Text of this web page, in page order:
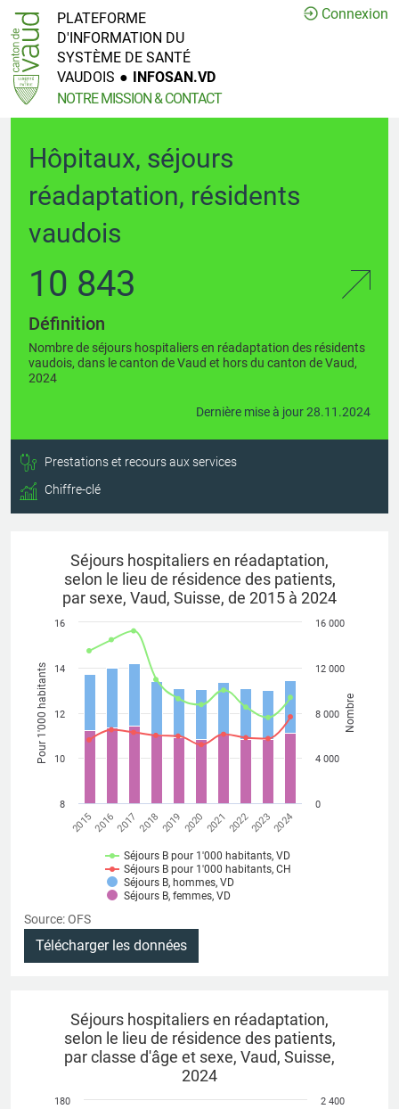
Connexion
PLATEFORME
D'INFORMATION DU
SYSTÈME DE SANTÉ
VAUDOIS ● INFOSAN.VD
NOTRE MISSION & CONTACT
Hôpitaux, séjours
réadaptation, résidents
vaudois
10 843
Définition
Nombre de séjours hospitaliers en réadaptation des résidents
vaudois, dans le canton de Vaud et hors du canton de Vaud,
2024
Dernière mise à jour 28.11.2024
Prestations et recours aux services
Chiffre-clé
Nombre
Pour 1'000 habitants
Séjours hospitaliers en réadaptation,
selon le lieu de résidence des patients,
par sexe, Vaud, Suisse, de 2015 à 2024
Séjours B pour 1'000 habitants, VD
Séjours B pour 1'000 habitants, CH
Séjours B, hommes, VD
Séjours B, femmes, VD
2015201620172018201920202021202220232024
0
4 000
8 000
12 000
16 000
12
14
16
10
8
Source: OFS
Télécharger les données
Séjours hospitaliers en réadaptation,
selon le lieu de résidence des patients,
par classe d'âge et sexe, Vaud, Suisse,
2024
2 400
180